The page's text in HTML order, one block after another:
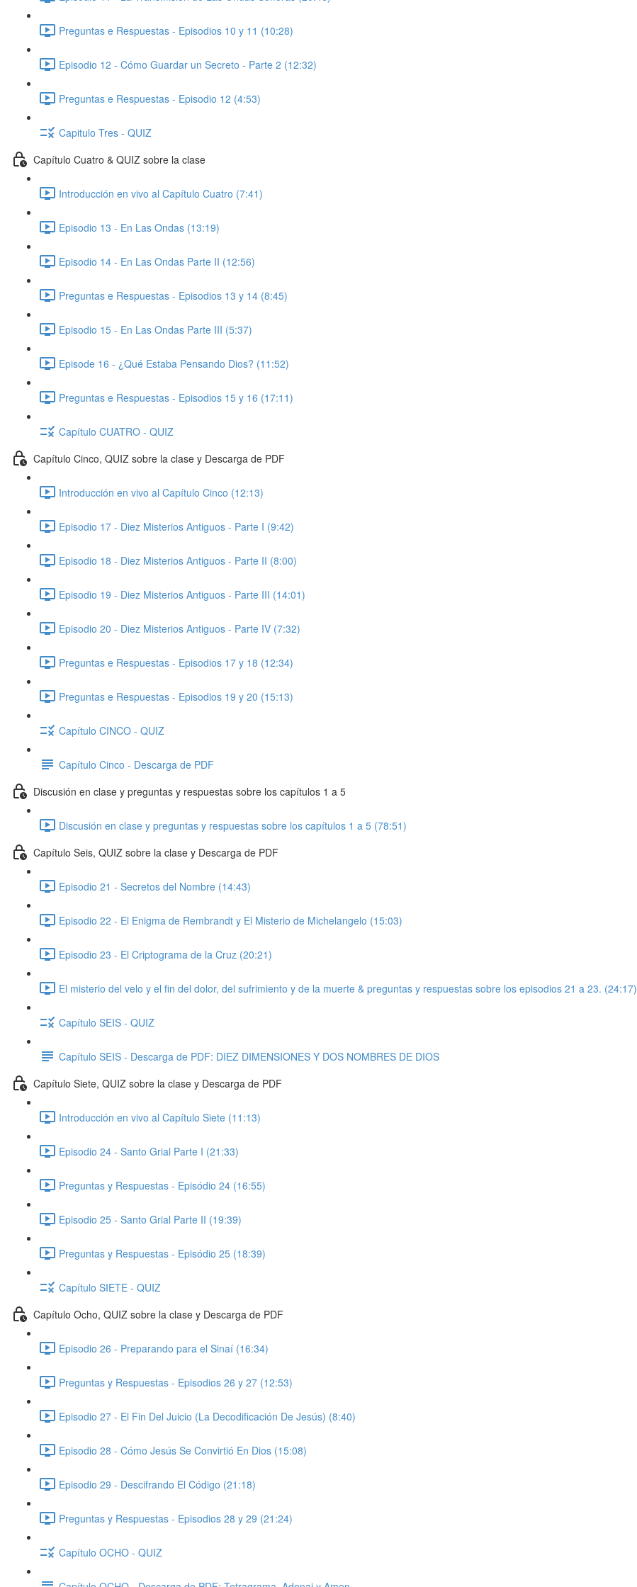
Preguntas e Respuestas - Episodios 10 y 11 (10:28)
Episodio 12 - Cómo Guardar un Secreto - Parte 2 (12:32)
Preguntas e Respuestas - Episodio 12 (4:53)
Capitulo Tres - QUIZ
Capítulo Cuatro & QUIZ sobre la clase
Introducción en vivo al Capítulo Cuatro (7:41)
Episodio 13 - En Las Ondas (13:19)
Episodio 14 - En Las Ondas Parte II (12:56)
Preguntas e Respuestas - Episodios 13 y 14 (8:45)
Episodio 15 - En Las Ondas Parte III (5:37)
Episode 16 - ¿Qué Estaba Pensando Dios? (11:52)
Preguntas e Respuestas - Episodios 15 y 16 (17:11)
Capítulo CUATRO - QUIZ
Capítulo Cinco, QUIZ sobre la clase y Descarga de PDF
Introducción en vivo al Capítulo Cinco (12:13)
Episodio 17 - Diez Misterios Antiguos - Parte I (9:42)
Episodio 18 - Diez Misterios Antiguos - Parte II (8:00)
Episodio 19 - Diez Misterios Antiguos - Parte III (14:01)
Episodio 20 - Diez Misterios Antiguos - Parte IV (7:32)
Preguntas e Respuestas - Episodios 17 y 18 (12:34)
Preguntas e Respuestas - Episodios 19 y 20 (15:13)
Capítulo CINCO - QUIZ
Capítulo Cinco - Descarga de PDF
Discusión en clase y preguntas y respuestas sobre los capítulos 1 a 5
Discusión en clase y preguntas y respuestas sobre los capítulos 1 a 5 (78:51)
Capítulo Seis, QUIZ sobre la clase y Descarga de PDF
Episodio 21 - Secretos del Nombre (14:43)
Episodio 22 - El Enigma de Rembrandt y El Misterio de Michelangelo (15:03)
Episodio 23 - El Criptograma de la Cruz (20:21)
El misterio del velo y el fin del dolor, del sufrimiento y de la muerte & preguntas y respuestas sobre los episodios 21 a 23. (24:17)
Capítulo SEIS - QUIZ
Capítulo SEIS - Descarga de PDF: DIEZ DIMENSIONES Y DOS NOMBRES DE DIOS
Capítulo Siete, QUIZ sobre la clase y Descarga de PDF
Introducción en vivo al Capítulo Siete (11:13)
Episodio 24 - Santo Grial Parte I (21:33)
Preguntas y Respuestas - Episódio 24 (16:55)
Episodio 25 - Santo Grial Parte II (19:39)
Preguntas y Respuestas - Episódio 25 (18:39)
Capítulo SIETE - QUIZ
Capítulo Ocho, QUIZ sobre la clase y Descarga de PDF
Episodio 26 - Preparando para el Sinaí (16:34)
Preguntas y Respuestas - Episodios 26 y 27 (12:53)
Episodio 27 - El Fin Del Juicio (La Decodificación De Jesús) (8:40)
Episodio 28 - Cómo Jesús Se Convirtió En Dios (15:08)
Episodio 29 - Descifrando El Código (21:18)
Preguntas y Respuestas - Episodios 28 y 29 (21:24)
Capítulo OCHO - QUIZ